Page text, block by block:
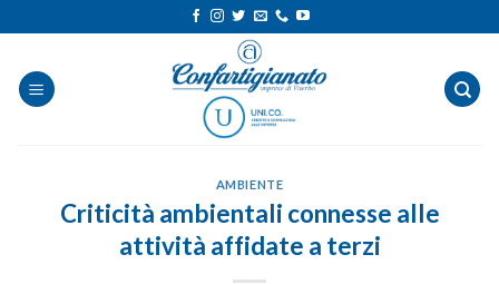
ai
contenuti
AMBIENTE
Criticità ambientali connesse alle
attività affidate a terzi